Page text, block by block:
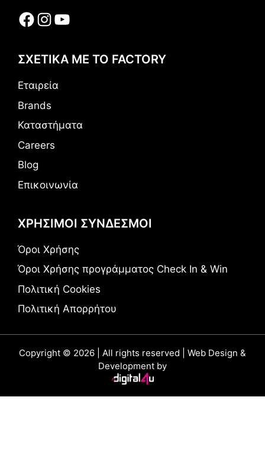
Facebook
Instagram
YouTube
ΣΧΕΤΙΚΑ ΜΕ ΤΟ FACTORY
Εταιρεία
Brands
Καταστήματα
Careers
Blog
Επικοινωνία
ΧΡΗΣΙΜΟΙ ΣΥΝΔΕΣΜΟΙ
Όροι Χρήσης
Όροι Χρήσης προγράμματος Check In & Win
Πολιτική Cookies
Πολιτική Απορρήτου
Copyright © 2026 | All rights reserved | Web Design &
Development by